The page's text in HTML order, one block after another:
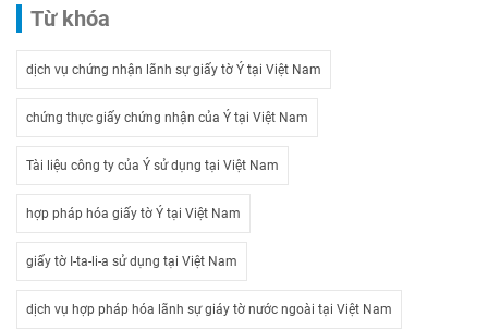
Từ khóa
dịch vụ chứng nhận lãnh sự giấy tờ Ý tại Việt Nam
chứng thực giấy chứng nhận của Ý tại Việt Nam
Tài liệu công ty của Ý sử dụng tại Việt Nam
hợp pháp hóa giấy tờ Ý tại Việt Nam
giấy tờ I-ta-li-a sử dụng tại Việt Nam
dịch vụ hợp pháp hóa lãnh sự giáy tờ nước ngoài tại Việt Nam